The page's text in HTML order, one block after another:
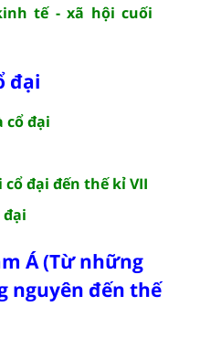
tế - xã hội cuối
đại
cổ đại
đại đến thế kỉ VII
đại
Á (Từ những
nguyên đến thế